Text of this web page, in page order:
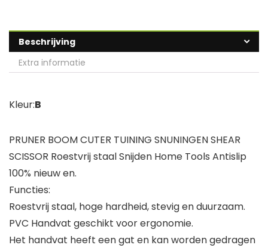
Beschrijving
Extra informatie
Kleur:B
PRUNER BOOM CUTER TUINING SNUNINGEN SHEAR
SCISSOR Roestvrij staal Snijden Home Tools Antislip
100% nieuw en.
Functies:
Roestvrij staal, hoge hardheid, stevig en duurzaam.
PVC Handvat geschikt voor ergonomie.
Het handvat heeft een gat en kan worden gedragen